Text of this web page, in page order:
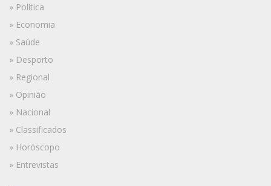
» Política
» Economia
» Saúde
» Desporto
» Regional
» Opinião
» Nacional
» Classificados
» Horóscopo
» Entrevistas